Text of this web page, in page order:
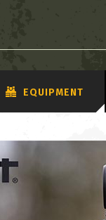
EQUIPMENT